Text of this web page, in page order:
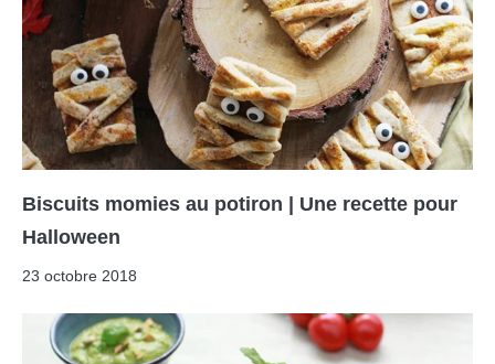
Biscuits momies au potiron | Une recette pour
Halloween
23 octobre 2018